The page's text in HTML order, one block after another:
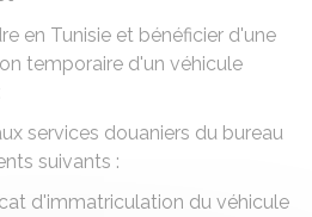
en Tunisie et bénéficier d'une
temporaire d'un véhicule
services douaniers du bureau
suivants :
d'immatriculation du véhicule